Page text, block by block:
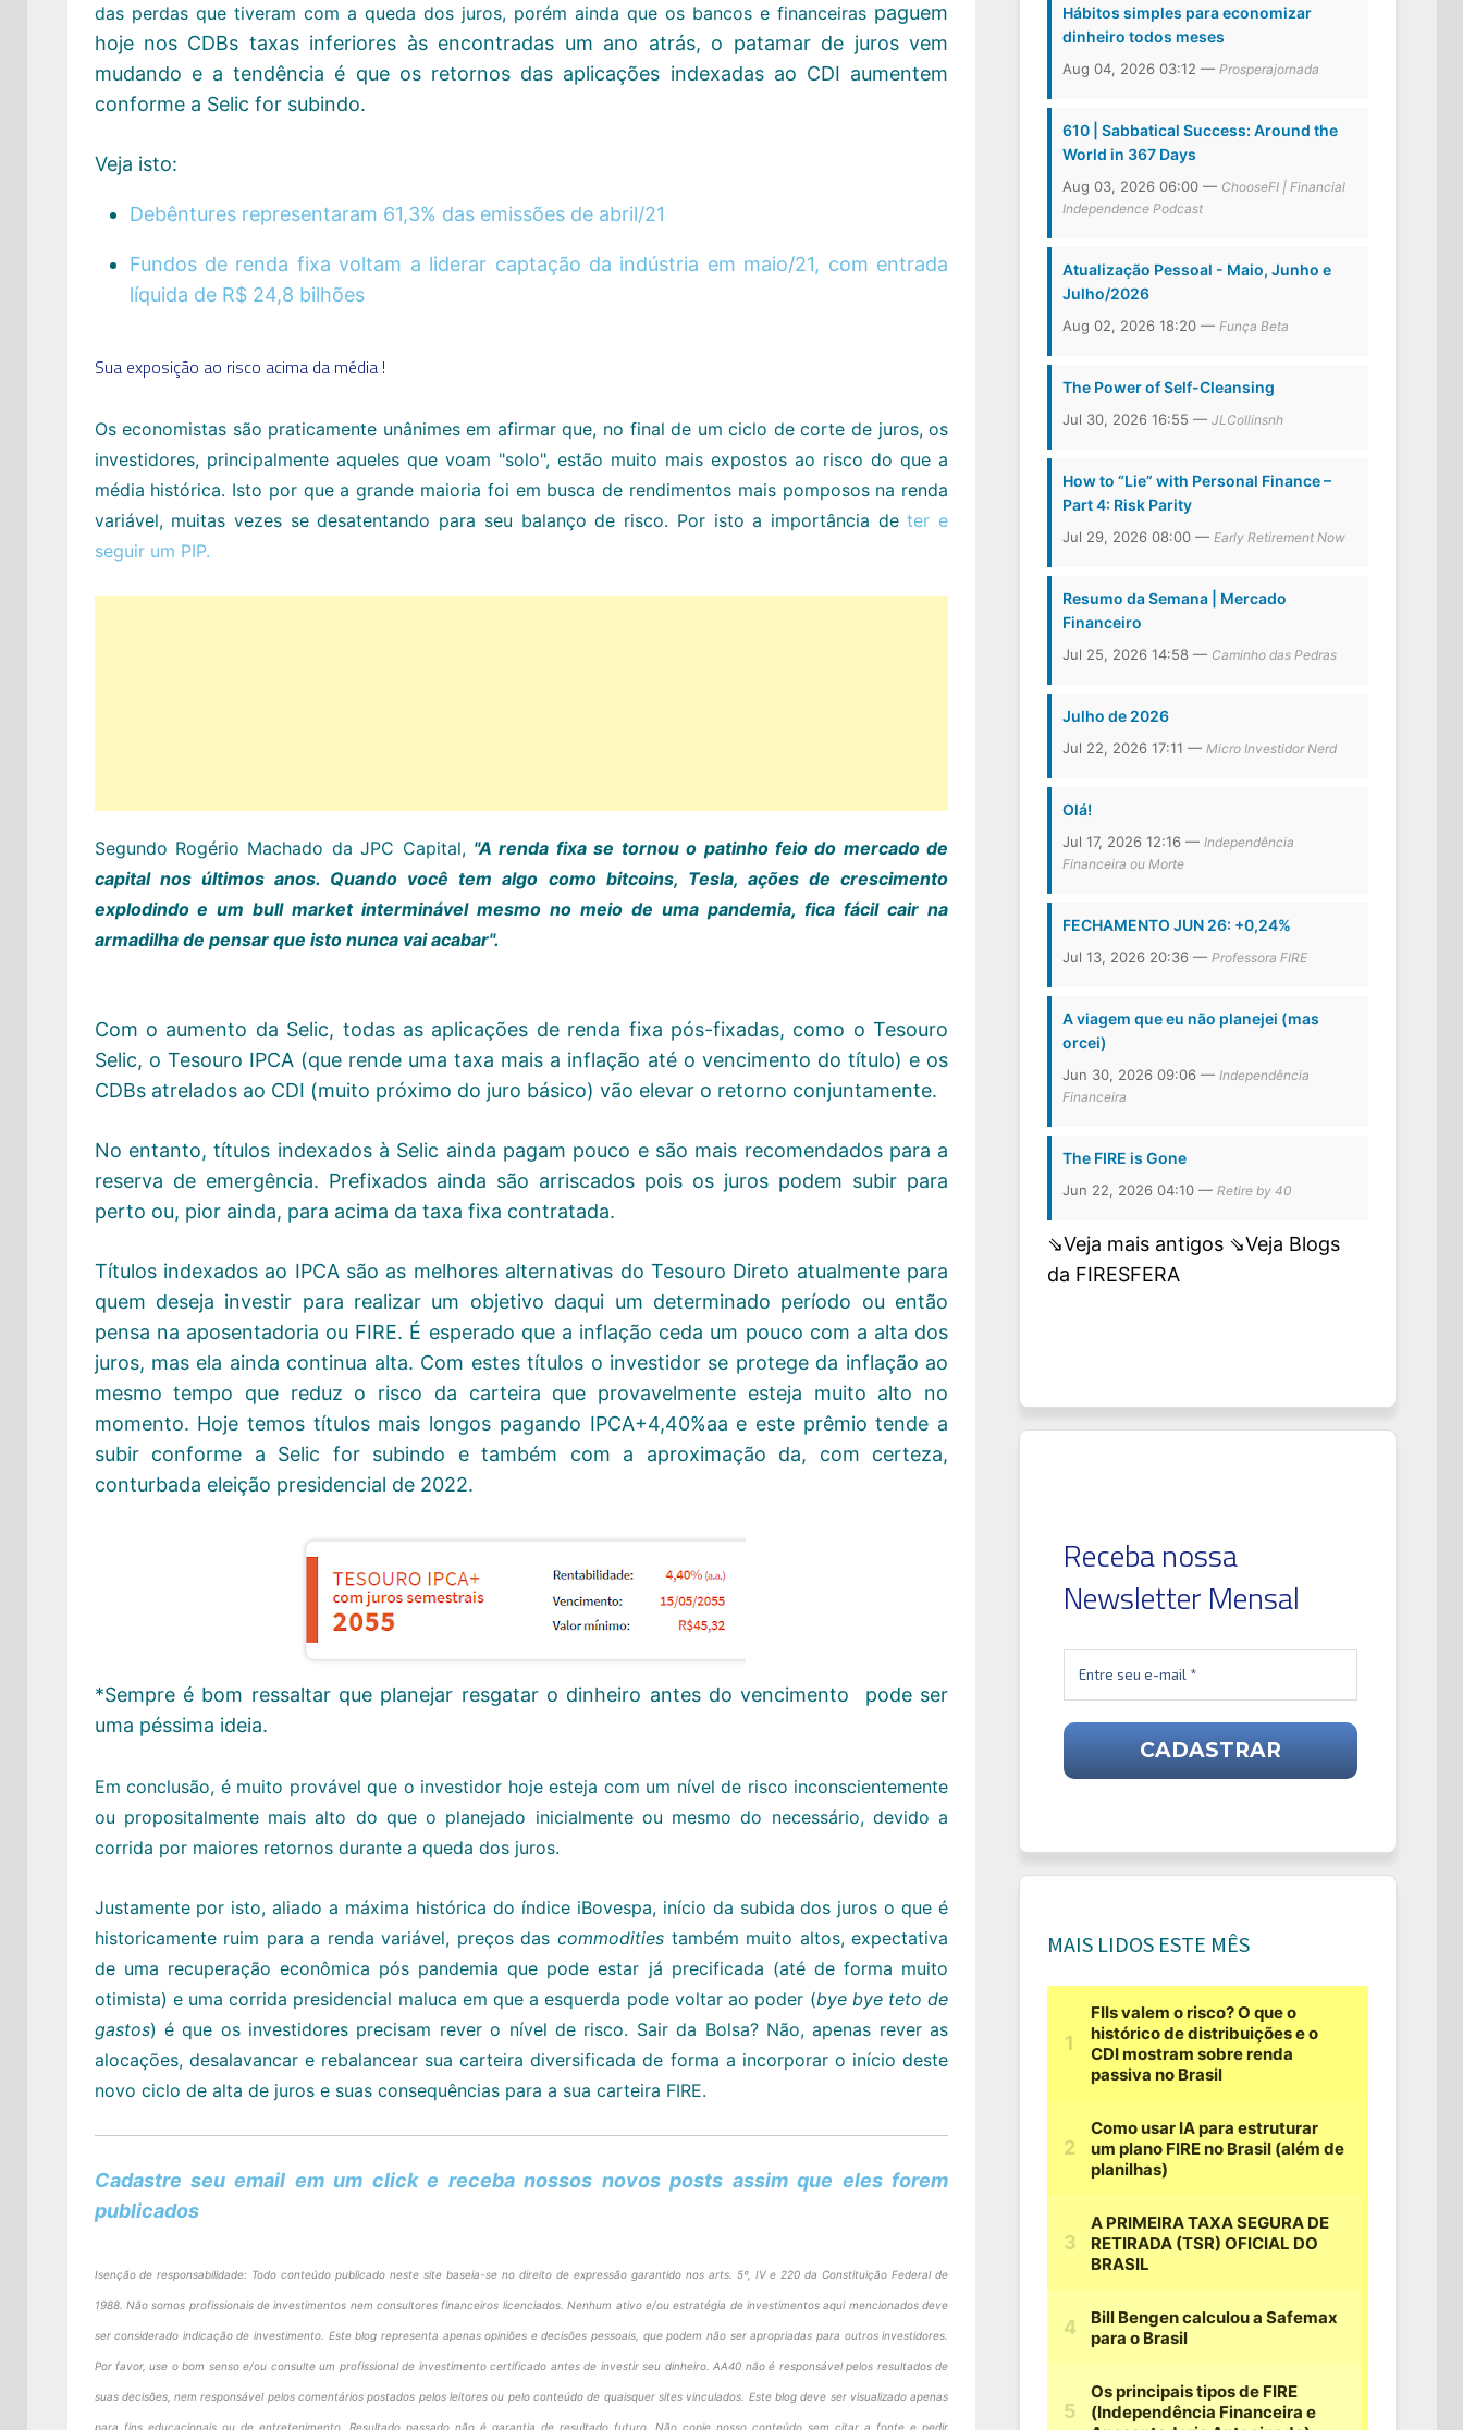
das perdas que tiveram com a queda dos juros, porém ainda que os bancos e financeiras paguem
hoje nos CDBs taxas inferiores às encontradas um ano atrás, o patamar de juros vem
mudando e a tendência é que os retornos das aplicações indexadas ao CDI aumentem
conforme a Selic for subindo.
Veja isto:
Debêntures representaram 61,3% das emissões de abril/21
Fundos de renda fixa voltam a liderar captação da indústria em maio/21, com entrada
líquida de R$ 24,8 bilhões
Sua exposição ao risco acima da média !
Os economistas são praticamente unânimes em afirmar que, no final de um ciclo de corte de juros, os
investidores, principalmente aqueles que voam "solo", estão muito mais expostos ao risco do que a
média histórica. Isto por que a grande maioria foi em busca de rendimentos mais pomposos na renda
variável, muitas vezes se desatentando para seu balanço de risco. Por isto a importância deter e
seguir um PIP.
Segundo Rogério Machado da JPC Capital, "A renda fixa se tornou o patinho feio do mercado de
capital nos últimos anos. Quando você tem algo como bitcoins, Tesla, ações de crescimento
explodindo e um bull market interminável mesmo no meio de uma pandemia, fica fácil cair na
armadilha de pensar que isto nunca vai acabar".
Com o aumento da Selic, todas as aplicações de renda fixa pós-fixadas, como o Tesouro
Selic, o Tesouro IPCA (que rende uma taxa mais a inflação até o vencimento do título) e os
CDBs atrelados ao CDI (muito próximo do juro básico) vão elevar o retorno conjuntamente.
No entanto, títulos indexados à Selic ainda pagam pouco e são mais recomendados para a
reserva de emergência. Prefixados ainda são arriscados pois os juros podem subir para
perto ou, pior ainda, para acima da taxa fixa contratada.
Títulos indexados ao IPCA são as melhores alternativas do Tesouro Direto atualmente para
quem deseja investir para realizar um objetivo daqui um determinado período ou então
pensa na aposentadoria ou FIRE. É esperado que a inflação ceda um pouco com a alta dos
juros, mas ela ainda continua alta. Com estes títulos o investidor se protege da inflação ao
mesmo tempo que reduz o risco da carteira que provavelmente esteja muito alto no
momento. Hoje temos títulos mais longos pagando IPCA+4,40%aa e este prêmio tende a
subir conforme a Selic for subindo e também com a aproximação da, com certeza,
conturbada eleição presidencial de 2022.
*Sempre é bom ressaltar que planejar resgatar o dinheiro antes do vencimento pode ser
uma péssima ideia.
Em conclusão, é muito provável que o investidor hoje esteja com um nível de risco inconscientemente
ou propositalmente mais alto do que o planejado inicialmente ou mesmo do necessário, devido a
corrida por maiores retornos durante a queda dos juros.
Justamente por isto, aliado a máxima histórica do índice iBovespa, início da subida dos juros o que é
historicamente ruim para a renda variável, preços das commodities também muito altos, expectativa
de uma recuperação econômica pós pandemia que pode estar já precificada (até de forma muito
otimista) e uma corrida presidencial maluca em que a esquerda pode voltar ao poder (bye bye teto de
gastos) é que os investidores precisam rever o nível de risco. Sair da Bolsa? Não, apenas rever as
alocações, desalavancar e rebalancear sua carteira diversificada de forma a incorporar o início deste
novo ciclo de alta de juros e suas consequências para a sua carteira FIRE.
Cadastre seu email em um click e receba nossos novos posts assim que eles forem
publicados
Isenção de responsabilidade: Todo conteúdo publicado neste site baseia-se no direito de expressão garantido nos arts. 5º, IV e 220 da Constituição Federal de
1988. Não somos profissionais de investimentos nem consultores financeiros licenciados. Nenhum ativo e/ou estratégia de investimentos aqui mencionados deve
ser considerado indicação de investimento. Este blog representa apenas opiniões e decisões pessoais, que podem não ser apropriadas para outros investidores.
Por favor, use o bom senso e/ou consulte um profissional de investimento certificado antes de investir seu dinheiro. AA40 não é responsável pelos resultados de
suas decisões, nem responsável pelos comentários postados pelos leitores ou pelo conteúdo de quaisquer sites vinculados. Este blog deve ser visualizado apenas
para fins educacionais ou de entretenimento. Resultado passado não é garantia de resultado futuro. Não copie nosso conteúdo sem citar a fonte e pedir
Hábitos simples para economizar
dinheiro todos meses
Aug 04, 2026 03:12 —Prosperajornada
610 | Sabbatical Success: Around the
World in 367 Days
Aug 03, 2026 06:00 — ChooseFI | Financial
Independence Podcast
Atualização Pessoal - Maio, Junho e
Julho/2026
Aug 02, 2026 18:20 —Funça Beta
The Power of Self-Cleansing
Jul 30, 2026 16:55 —JLCollinsnh
How to “Lie” with Personal Finance –
Part 4: Risk Parity
Jul 29, 2026 08:00 —Early Retirement Now
Resumo da Semana | Mercado
Financeiro
Jul 25, 2026 14:58 — Caminho das Pedras
Julho de 2026
Jul 22, 2026 17:11 —Micro Investidor Nerd
Olá!
Jul 17, 2026 12:16 —Independência
Financeira ou Morte
FECHAMENTO JUN 26: +0,24%
Jul 13, 2026 20:36 —Professora FIRE
A viagem que eu não planejei (mas
orcei)
Jun 30, 2026 09:06 —Independência
Financeira
The FIRE is Gone
Jun 22, 2026 04:10 —Retire by 40
⇘Veja mais antigos ⇘Veja Blogs
da FIRESFERA
Receba nossa
Newsletter Mensal
MAIS LIDOS ESTE MÊS